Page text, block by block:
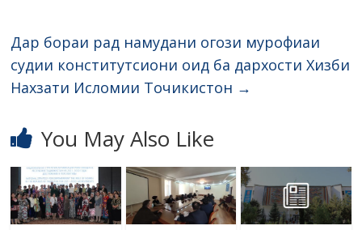
Дар бораи рад намудани огози мурофиаи
судии конститутсиони оид ба дархости Хизби
Нахзати Исломии Точикистон →
You May Also Like